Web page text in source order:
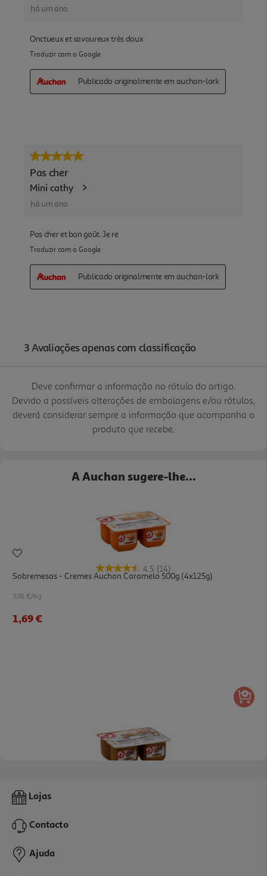
Deve confirmar a informação no rótulo do artigo.
Devido a possíveis alterações de embalagens e/ou rótulos,
deverá considerar sempre a informação que acompanha o
produto que recebe.
A Auchan sugere-lhe...
4.5 (14)
Sobremesas - Cremes Auchan Caramelo 500g (4x125g)
3.38 €/Kg
1,69 €
Sobremesa Láctea Auchan Café 500g (4x125g)
1,69 €
Lojas
Contacto
Ajuda